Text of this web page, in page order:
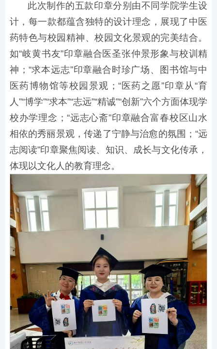
此次制作的五款印章分别由不同学院学生设
计，每一款都蕴含独特的设计理念，展现了中医
药特色与校园精神、校园文化景观的完美结合。
如“岐黄书友”印章融合医圣张仲景形象与校训精
神；“求本远志”印章融合时珍广场、图书馆与中
医药博物馆等校园景观；“医药之愿”印章从“育
人”“博学”“求本”“志远”“精诚”“创新”六个方面体现学
校办学理念；“远志心斋”印章融合富春校区山水
相依的秀丽景观，传递了宁静与治愈的氛围；“远
志阅读”印章聚焦阅读、知识、成长与文化传承，
体现以文化人的教育理念。